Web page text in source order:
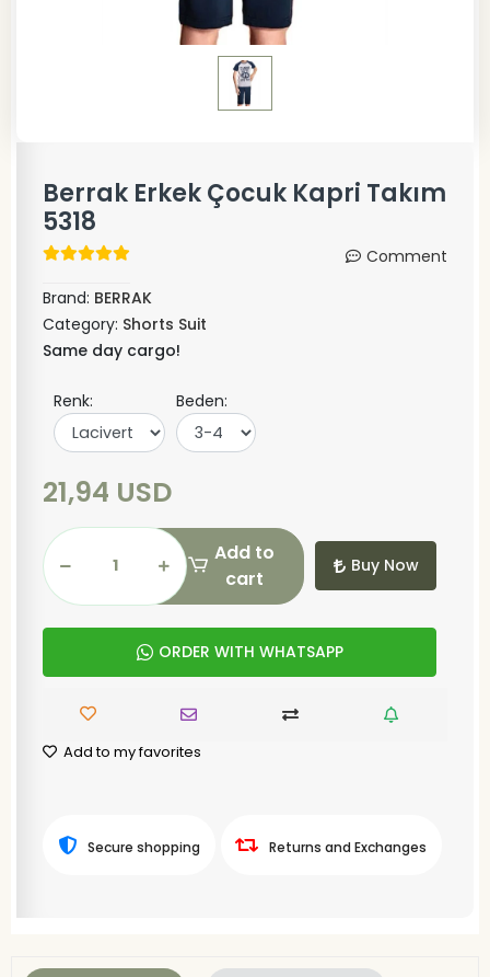
Berrak Erkek Çocuk Kapri Takım
5318
Comment
Brand: BERRAK
Category: Shorts Suit
Same day cargo!
Renk: Beden:
21,94 USD
Add to
cart
Buy Now
ORDER WITH WHATSAPP
Add to my favorites
Secure shopping Returns and Exchanges